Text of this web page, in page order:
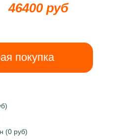
46400 руб
покупка
(0 руб)